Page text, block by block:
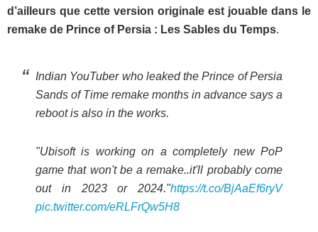
d’ailleurs que cette version originale est jouable dans le
remake de Prince of Persia : Les Sables du Temps.
Indian YouTuber who leaked the Prince of Persia
Sands of Time remake months in advance says a
reboot is also in the works.
"Ubisoft is working on a completely new PoP
game that won't be a remake..it'll probably come
out in 2023 or 2024."https://t.co/BjAaEf6ryV
pic.twitter.com/eRLFrQw5H8